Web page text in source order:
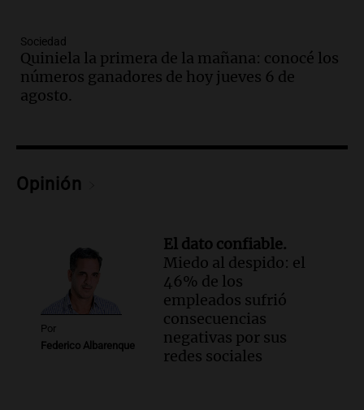
memoria y justicia
Noticias Rosario
Episodios
"Buscamos evitar que dirija delitos"
Episodios
capítulo de tierras hoy a las 14 horas
Noticias
Episodios
Audio.Asesinan a influencer mexicano
César Gastelum durante transmisión en
vivo en Culiacán, Sinaloa
Sociedad
Quiniela la primera de la mañana: conocé los
números ganadores de hoy jueves 6 de
agosto.
Opinión
Por
Federico Albarenque
El dato confiable.
Miedo al despido: el
46% de los
empleados sufrió
consecuencias
negativas por sus
redes sociales